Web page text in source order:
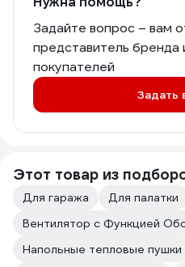
Задайте вопрос – вам
представитель бренда
покупателей
Задать
Этот товар из
Для гаража
Для палатки
Вентилятор с Функцией
Напольные тепловые пушки